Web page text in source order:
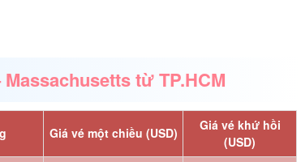
từ TP.HCM
Giá vé một chiều (USD)
Giá vé khứ hồi
(USD)